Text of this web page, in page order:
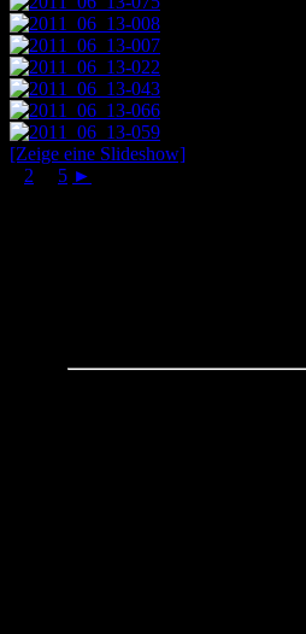
[Zeige eine Slideshow]
2 5 ►